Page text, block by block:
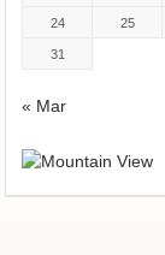
24 25
31
« Mar